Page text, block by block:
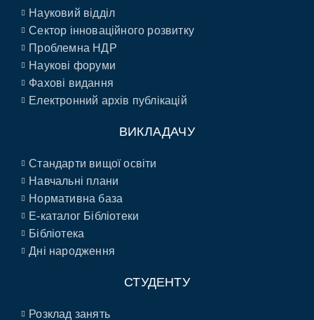
Науковий відділ
Сектор інноваційного розвитку
Проблемна НДР
Наукові форуми
Фахові видання
Електронний архів публікацій
ВИКЛАДАЧУ
Стандарти вищої освіти
Навчальні плани
Нормативна база
E-каталог Бібліотеки
Бібліотека
Дні народження
СТУДЕНТУ
Розклад занять